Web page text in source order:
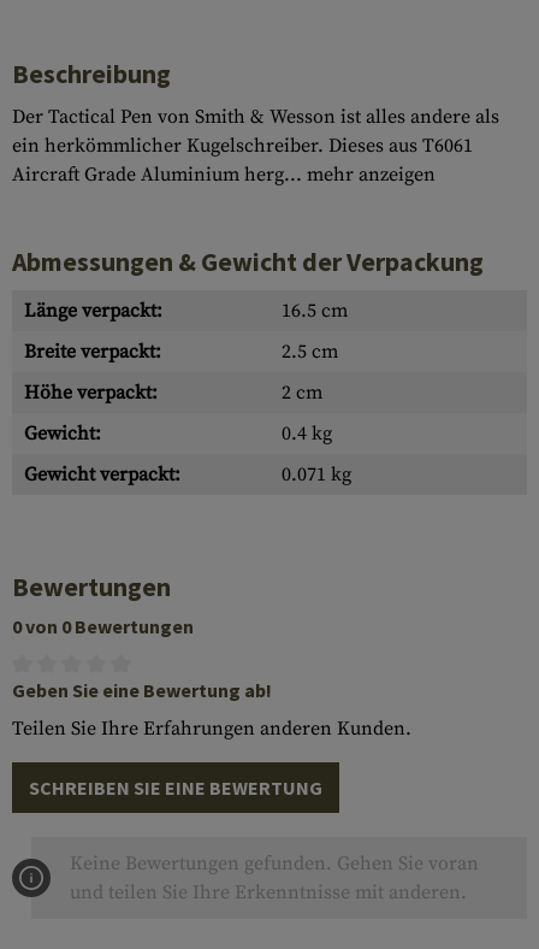
Beschreibung
Der Tactical Pen von Smith & Wesson ist alles andere als
ein herkömmlicher Kugelschreiber. Dieses aus T6061
Aircraft Grade Aluminium herg... mehr anzeigen
Abmessungen & Gewicht der Verpackung
Länge verpackt:
16.5 cm
Breite verpackt:
2.5 cm
Höhe verpackt:
2 cm
Gewicht:
0.4 kg
Gewicht verpackt:
0.071 kg
Bewertungen
0 von 0 Bewertungen
Geben Sie eine Bewertung ab!
Teilen Sie Ihre Erfahrungen anderen Kunden.
SCHREIBEN SIE EINE BEWERTUNG
Keine Bewertungen gefunden. Gehen Sie voran
und teilen Sie Ihre Erkenntnisse mit anderen.